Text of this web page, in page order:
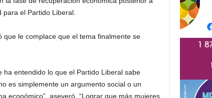
el Partido Liberal.
que le complace que el tema finalmente se
entendido lo que el Partido Liberal sabe
es simplemente un argumento social o un
económico”, aseveró. “Lograr que más mujeres